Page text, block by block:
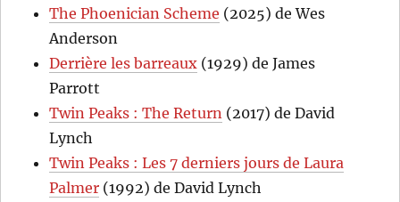
The Phoenician Scheme (2025) de Wes
Anderson
Derrière les barreaux (1929) de James
Parrott
Twin Peaks : The Return (2017) de David
Lynch
Twin Peaks : Les 7 derniers jours de Laura
Palmer (1992) de David Lynch